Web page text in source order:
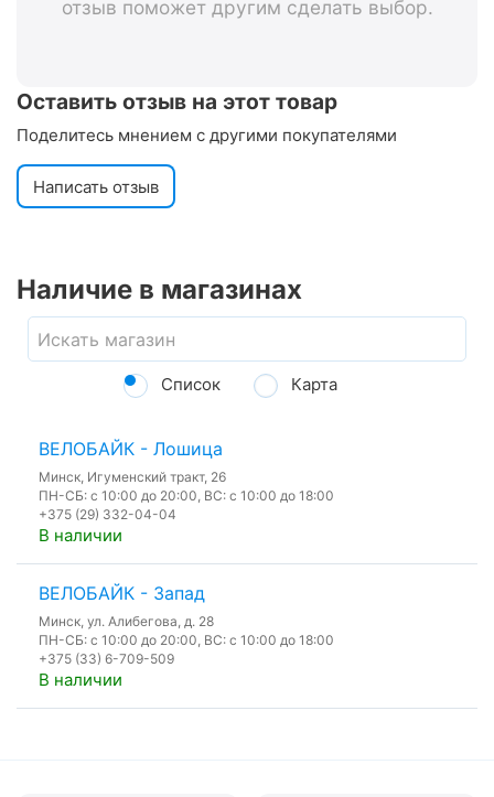
отзыв поможет другим сделать выбор.
Оставить отзыв на этот товар
Поделитесь мнением с другими покупателями
Написать отзыв
Наличие в магазинах
Список Карта
ВЕЛОБАЙК - Лошица
Минск, Игуменский тракт, 26
ПН-СБ: с 10:00 до 20:00, ВС: с 10:00 до 18:00
+375 (29) 332-04-04
В наличии
ВЕЛОБАЙК - Запад
Минск, ул. Алибегова, д. 28
ПН-СБ: с 10:00 до 20:00, ВС: с 10:00 до 18:00
+375 (33) 6-709-509
В наличии